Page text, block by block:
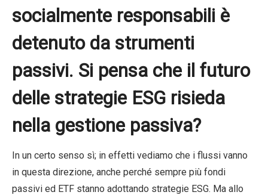
socialmente responsabili è
detenuto da strumenti
passivi. Si pensa che il futuro
delle strategie ESG risieda
nella gestione passiva?
In un certo senso sì; in effetti vediamo che i flussi vanno
in questa direzione, anche perché sempre più fondi
passivi ed ETF stanno adottando strategie ESG. Ma allo